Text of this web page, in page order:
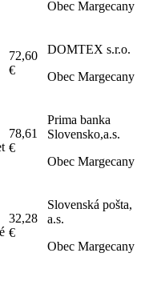
Obec Margecany
72,60
€
DOMTEX s.r.o.
Obec Margecany
78,61
€
Prima banka
Slovensko,a.s.
Obec Margecany
32,28
€
Slovenská pošta,
a.s.
Obec Margecany